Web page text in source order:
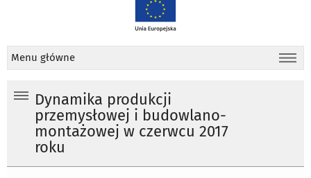
Menu główne
Dynamika produkcji
przemysłowej i budowlano-
montażowej w czerwcu 2017
roku